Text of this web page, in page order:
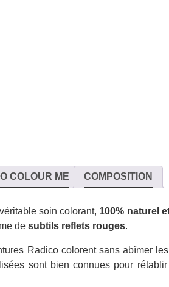
COLOUR ME COMPOSITION
soin colorant, 100% naturel
de subtils reflets rouges.
Radico colorent sans abîmer
sont bien connues pour